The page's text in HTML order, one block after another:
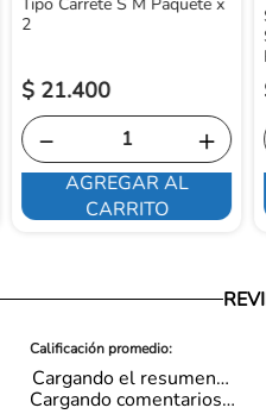
2
$ 21.400
＋
－
AGREGAR AL
CARRITO
Cargando el resumen…
Cargando comentarios…